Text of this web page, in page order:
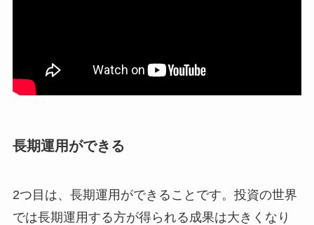
長期運用ができる
2つ目は、長期運用ができることです。投資の世界
では長期運用する方が得られる成果は大きくなり